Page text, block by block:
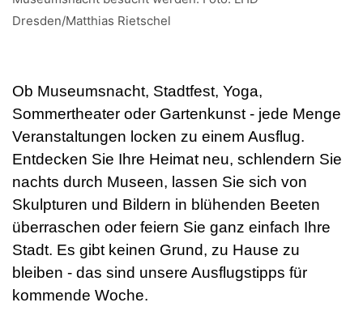
Dresden/Matthias Rietschel
Ob Museumsnacht, Stadtfest, Yoga,
Sommertheater oder Gartenkunst - jede Menge
Veranstaltungen locken zu einem Ausflug.
Entdecken Sie Ihre Heimat neu, schlendern Sie
nachts durch Museen, lassen Sie sich von
Skulpturen und Bildern in blühenden Beeten
überraschen oder feiern Sie ganz einfach Ihre
Stadt. Es gibt keinen Grund, zu Hause zu
bleiben - das sind unsere Ausflugstipps für
kommende Woche.